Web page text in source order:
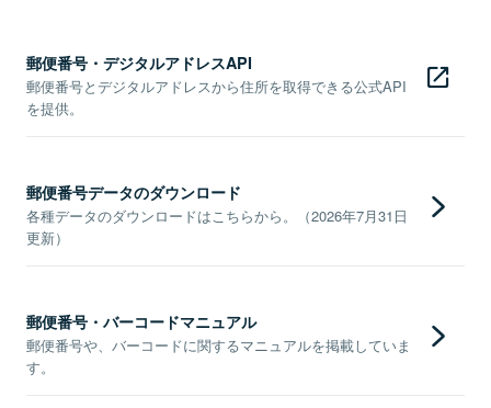
郵便番号・デジタルアドレスAPI
郵便番号とデジタルアドレスから住所を取得できる公式API
を提供。
郵便番号データのダウンロード
各種データのダウンロードはこちらから。（2026年7月31日
更新）
郵便番号・バーコードマニュアル
郵便番号や、バーコードに関するマニュアルを掲載していま
す。